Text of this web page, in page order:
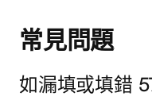
常見問題
如漏填或填錯